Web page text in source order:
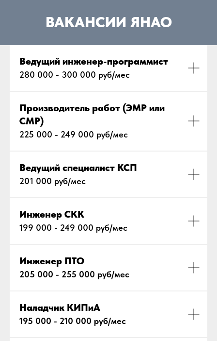
ВАКАНСИИ ЯНАО
Ведущий инженер-программист
280 000 - 300 000 руб/мес
Производитель работ (ЭМР или
СМР)
225 000 - 249 000 руб/мес
Ведущий специалист КСП
201 000 руб/мес
Инженер СКК
199 000 - 249 000 руб/мес
Инженер ПТО
205 000 - 255 000 руб/мес
Наладчик КИПиА
195 000 - 210 000 руб/мес